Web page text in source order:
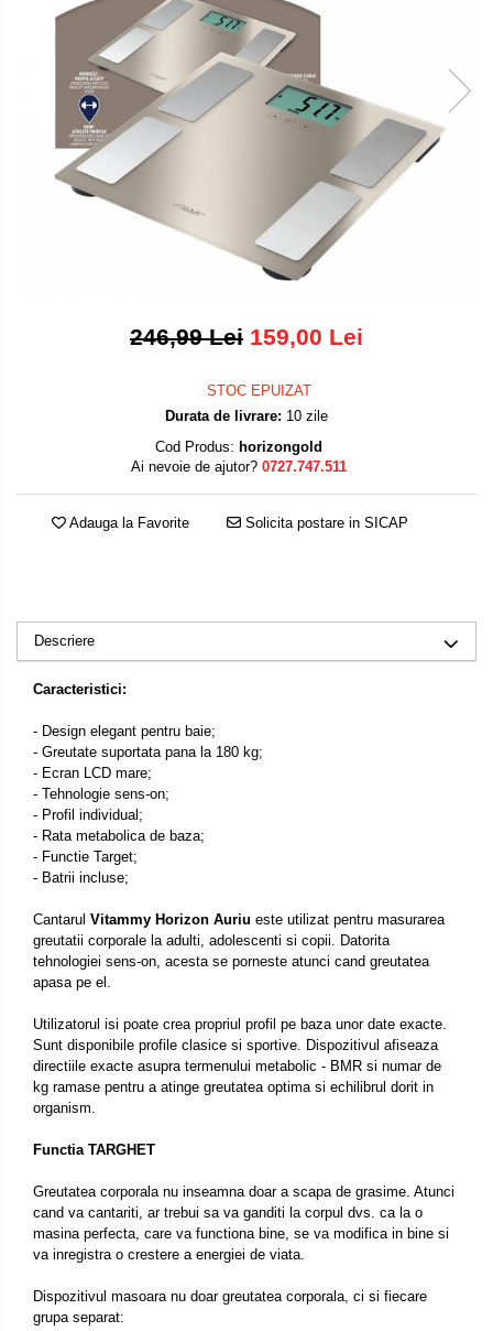
Pulsoximetre
Pulsoximetre de deget
Pulsoximetre profesionale
Accesorii
Monitorizare medicala
Stetoscoape
Suporturi ortopedice si orteze
Placi de par
Uscatoare si perii electrice
Uscatoare
Perii electrice
Articole ingrijire copii
Aspiratoare nazale
Pompe de san
Incalzitoare si sterilizatoare
246,99 Lei 159,00 Lei
STOC EPUIZAT
Durata de livrare: 10 zile
Cod Produs: horizongold
Ai nevoie de ajutor? 0727.747.511
Adauga la Favorite Solicita postare in SICAP
Descriere
Caracteristici:
- Design elegant pentru baie;
- Greutate suportata pana la 180 kg;
- Ecran LCD mare;
- Tehnologie sens-on;
- Profil individual;
- Rata metabolica de baza;
- Functie Target;
- Batrii incluse;
Cantarul Vitammy Horizon Auriu este utilizat pentru masurarea
greutatii corporale la adulti, adolescenti si copii. Datorita
tehnologiei sens-on, acesta se porneste atunci cand greutatea
apasa pe el.
Utilizatorul isi poate crea propriul profil pe baza unor date exacte.
Sunt disponibile profile clasice si sportive. Dispozitivul afiseaza
directiile exacte asupra termenului metabolic - BMR si numar de
kg ramase pentru a atinge greutatea optima si echilibrul dorit in
organism.
Functia TARGHET
Greutatea corporala nu inseamna doar a scapa de grasime. Atunci
cand va cantariti, ar trebui sa va ganditi la corpul dvs. ca la o
masina perfecta, care va functiona bine, se va modifica in bine si
va inregistra o crestere a energiei de viata.
Dispozitivul masoara nu doar greutatea corporala, ci si fiecare
grupa separat: